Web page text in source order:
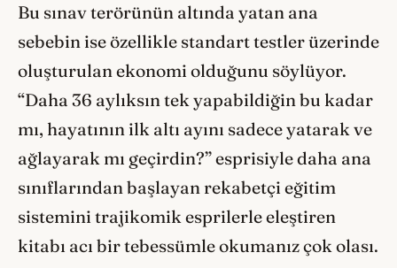
Bu sınav terörünün altında yatan ana
sebebin ise özellikle standart testler üzerinde
oluşturulan ekonomi olduğunu söylüyor.
“Daha 36 aylıksın tek yapabildiğin bu kadar
mı, hayatının ilk altı ayını sadece yatarak ve
ağlayarak mı geçirdin?” esprisiyle daha ana
sınıflarından başlayan rekabetçi eğitim
sistemini trajikomik esprilerle eleştiren
kitabı acı bir tebessümle okumanız çok olası.